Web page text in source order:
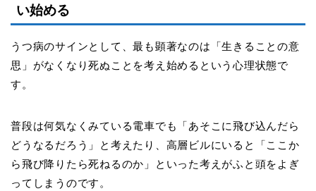
い始める
うつ病のサインとして、最も顕著なのは「生きることの意
思」がなくなり死ぬことを考え始めるという心理状態で
す。
普段は何気なくみている電車でも「あそこに飛び込んだら
どうなるだろう」と考えたり、高層ビルにいると「ここか
ら飛び降りたら死ねるのか」といった考えがふと頭をよぎ
ってしまうのです。